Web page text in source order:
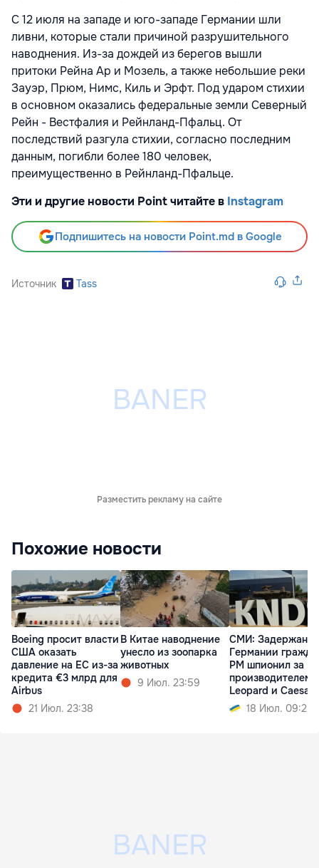
С 12 июля на западе и юго-западе Германии шли
ливни, которые стали причиной разрушительного
наводнения. Из-за дождей из берегов вышли
притоки Рейна Ар и Мозель, а также небольшие реки
Зауэр, Прюм, Нимс, Киль и Эрфт. Под ударом стихии
в основном оказались федеральные земли Северный
Рейн - Вестфалия и Рейнланд-Пфальц. От
последствий разгула стихии, согласно последним
данным, погибли более 180 человек,
преимущественно в Рейнланд-Пфальце.
Эти и другие новости Point читайте в Instagram
Подпишитесь на новости Point.md в Google
Источник Tass
Разместить рекламу на сайте
Похожие новости
Boeing просит власти
США оказать
давление на EC из-за
кредита €3 млрд для
Airbus
21 Июл. 23:38
В Китае наводнение
унесло из зоопарка
животных
9 Июл. 23:59
СМИ:
Германии
РМ шпионил за
производителем
Leopard и Caesar
18 Июл. 09:25